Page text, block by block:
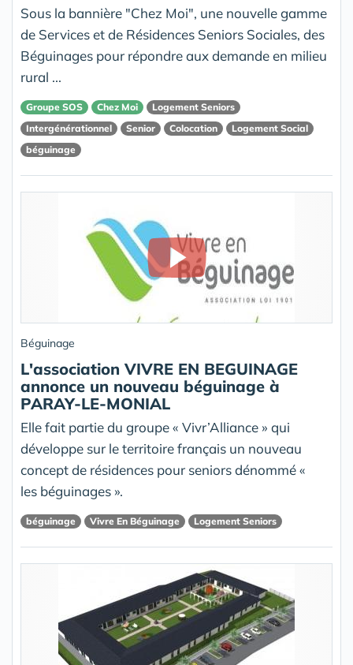
Sous la bannière "Chez Moi", une nouvelle gamme
de Services et de Résidences Seniors Sociales, des
Béguinages pour répondre aux demande en milieu
rural ...
Groupe SOS Chez Moi
Logement Seniors
Intergénérationnel
Senior Colocation
Logement Social
béguinage
Béguinage
L'association VIVRE EN BEGUINAGE
annonce un nouveau béguinage à
PARAY-LE-MONIAL
Elle fait partie du groupe « Vivr’Alliance » qui
développe sur le territoire français un nouveau
concept de résidences pour seniors dénommé «
les béguinages ».
béguinage Vivre En Béguinage Logement Seniors